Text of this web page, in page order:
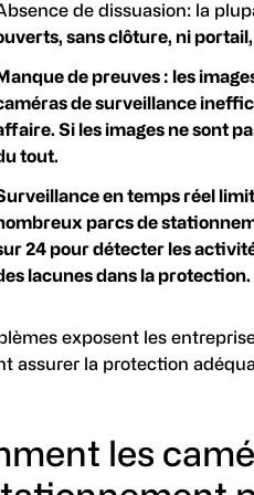
de dissuasion: la
sans clôture, ni
de preuves : les
de surveillance
Si les images ne sont
tout.
en temps réel
parcs de
24 pour détecter les
lacunes dans la protection.
exposent les
assurer la protection
les